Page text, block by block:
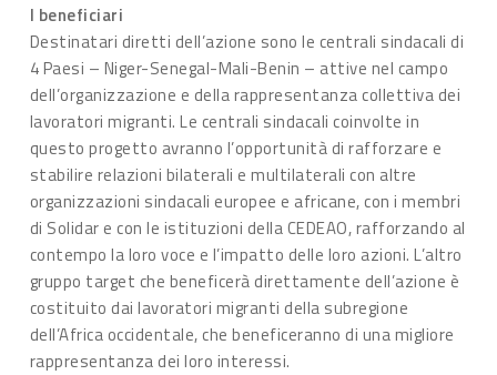
I beneficiari
Destinatari diretti dell’azione sono le centrali sindacali di
4 Paesi – Niger-Senegal-Mali-Benin – attive nel campo
dell’organizzazione e della rappresentanza collettiva dei
lavoratori migranti. Le centrali sindacali coinvolte in
questo progetto avranno l’opportunità di rafforzare e
stabilire relazioni bilaterali e multilaterali con altre
organizzazioni sindacali europee e africane, con i membri
di Solidar e con le istituzioni della CEDEAO, rafforzando al
contempo la loro voce e l’impatto delle loro azioni. L’altro
gruppo target che beneficerà direttamente dell’azione è
costituito dai lavoratori migranti della subregione
dell’Africa occidentale, che beneficeranno di una migliore
rappresentanza dei loro interessi.